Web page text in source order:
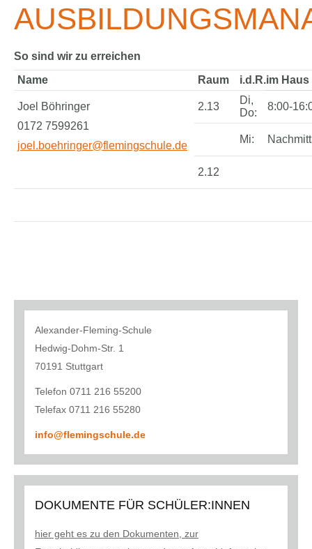
So sind wir zu erreichen
Name
Raum i.d.R.im Haus
Joel Böhringer
0172 7599261
joel.boehringer@flemingschule.de
2.13
Di,
Do:
8:00-
Mi:
2.12
Alexander-Fleming-Schule
Hedwig-Dohm-Str. 1
70191 Stuttgart
Telefon 0711 216 55200
Telefax 0711 216 55280
info@flemingschule.de
DOKUMENTE FÜR SCHÜLER:INNEN
hier geht es zu den Dokumenten, zur